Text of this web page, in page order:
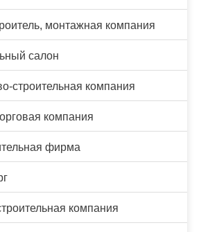
монтажная компания
салон
строительная компания
компания
фирма
компания